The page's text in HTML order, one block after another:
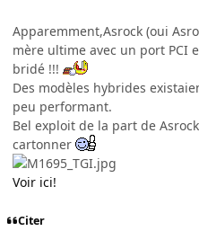
Apparemment,Asrock (oui
mère ultime avec un port PCI
bridé !!!
Des modèles hybrides
peu performant.
Bel exploit de la part de
cartonner
Voir ici!
Citer